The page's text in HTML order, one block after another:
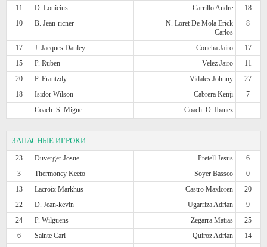
11
D. Louicius Carrillo Andre
18
10
B. Jean-ricner
N. Loret De Mola Erick
Carlos
8
17 J. Jacques Danley Concha Jairo
17
15
P. Ruben Velez Jairo
11
20
P. Frantzdy Vidales Johnny
27
18
Isidor Wilson Cabrera Kenji
7
Coach: S. Migne
Coach: O. Ibanez
ЗАПАСНЫЕ ИГРОКИ:
23 Duverger Josue Pretell Jesus
6
3
Thermoncy Keeto Soyer Bassco
0
13
Lacroix Markhus Castro Maxloren
20
22
D. Jean-kevin Ugarriza Adrian
9
24
P. Wilguens Zegarra Matias
25
6
Sainte Carl Quiroz Adrian
14